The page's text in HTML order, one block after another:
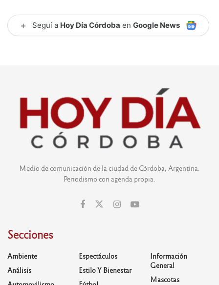
+ Seguí a Hoy Día Córdoba en Google News
Medio de comunicación de la ciudad de Córdoba, Argentina.
Periodismo con agenda propia.
Secciones
Ambiente
Análisis
Espectáculos
Estilo Y Bienestar
Información
General
Mascotas